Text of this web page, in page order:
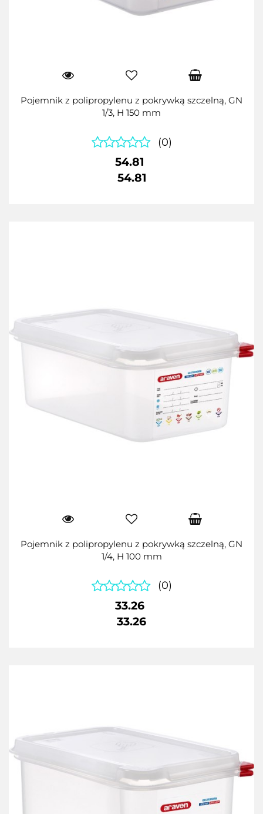
Pojemnik z polipropylenu z pokrywką szczelną, GN
1/3, H 150 mm
(0)
54.81
54.81
Pojemnik z polipropylenu z pokrywką szczelną, GN
1/4, H 100 mm
(0)
33.26
33.26